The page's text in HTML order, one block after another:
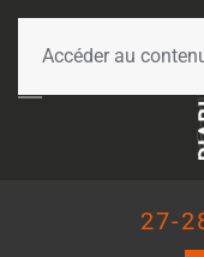
Accéder au
27-